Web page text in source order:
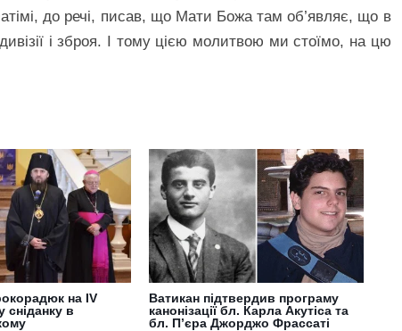
до речі, писав, що Мати Божа там об’являє, що в
і зброя. І тому цією молитвою ми стоїмо, на цю
на IV
в
Ватикан підтвердив програму
канонізації бл. Карла Акутіса та
бл. П’єра Джорджо Фрассаті